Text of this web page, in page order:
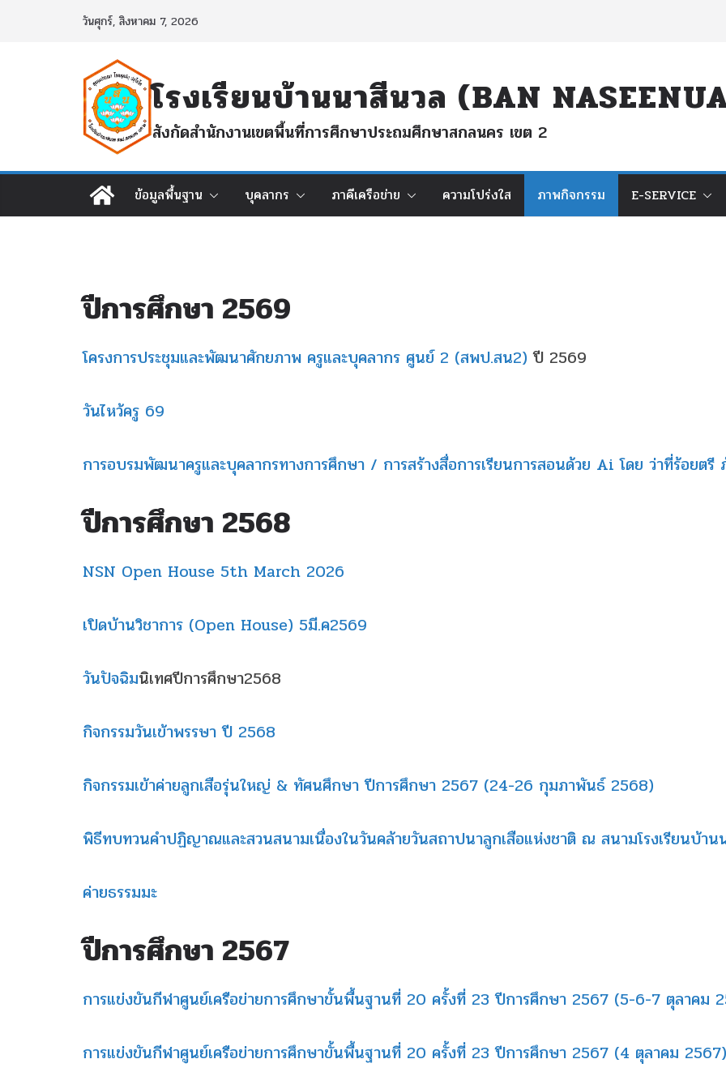
วันศุกร์, สิงหาคม 7, 2026
โรงเรียนบ้านนาสีนวล (BAN
สังกัดสำนักงานเขตพื้นที่การศึกษาประถมศึกษาสกลนคร เขต 2
ข้อมูลพื้นฐาน บุคลากร ภาคีเครือข่าย ความโปร่งใส ภาพกิจกรรม E-SERVICE
ปีการศึกษา 2569
โครงการประชุมและพัฒนาศักยภาพ ครูและบุคลากร ศูนย์ 2 (สพป.สน2) ปี 2569
วันไหว้ครู 69
การอบรมพัฒนาครูและบุคลากรทางการศึกษา / การสร้างสื่อการเรียนการสอนด้วย Ai โดย ว่าที่ร้อยต
ปีการศึกษา 2568
NSN Open House 5th March 2026
เปิดบ้านวิชาการ (Open House) 5มี.ค2569
วันปัจฉิมนิเทศปีการศึกษา2568
กิจกรรมวันเข้าพรรษา ปี 2568
กิจกรรมเข้าค่ายลูกเสือรุ่นใหญ่ & ทัศนศึกษา ปีการศึกษา 2567 (24-26 กุมภาพันธ์ 2568)
พิธีทบทวนคำปฏิญาณและสวนสนามเนื่องในวันคล้ายวันสถาปนาลูกเสือแห่งชาติ ณ สนามโรงเรียนบ้า
ค่ายธรรมมะ
ปีการศึกษา 2567
การแข่งขันกีฬาศูนย์เครือข่ายการศึกษาขั้นพื้นฐานที่ 20 ครั้งที่ 23 ปีการศึกษา 2567 (5-6-7 ตุลาคม
การแข่งขันกีฬาศูนย์เครือข่ายการศึกษาขั้นพื้นฐานที่ 20 ครั้งที่ 23 ปีการศึกษา 2567 (4 ตุลาคม 2567)